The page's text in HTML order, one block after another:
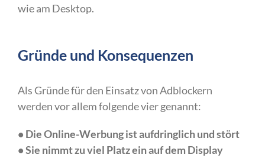
wie am Desktop.
Gründe und Konsequenzen
Als Gründe für den Einsatz von Adblockern
werden vor allem folgende vier genannt:
• Die Online-Werbung ist aufdringlich und stört
• Sie nimmt zu viel Platz ein auf dem Display